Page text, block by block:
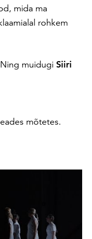
mida ma
rohkem
Ning muidugi Siiri
mõtetes.